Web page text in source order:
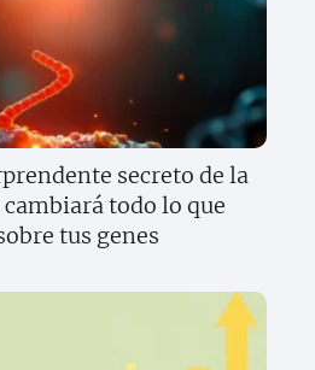
secreto de la
todo lo que
tus genes